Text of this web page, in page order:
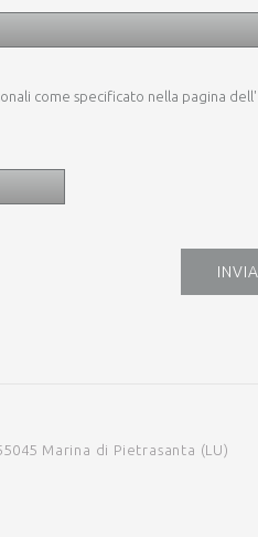
come specificato nella pagina dell'
Marina di Pietrasanta (LU)